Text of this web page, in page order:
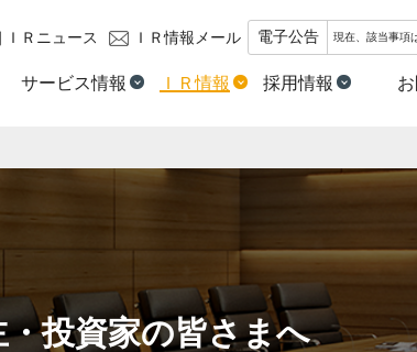
サービス情報 ＩＲ情報 採用情報
ＩＲニュース ＩＲ情報メール 電子公告 現在、該当事項
・投資家の皆さまへ